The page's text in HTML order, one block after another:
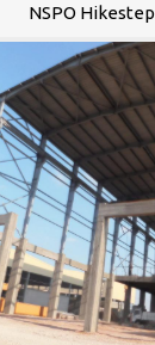
NSPO Hikestep